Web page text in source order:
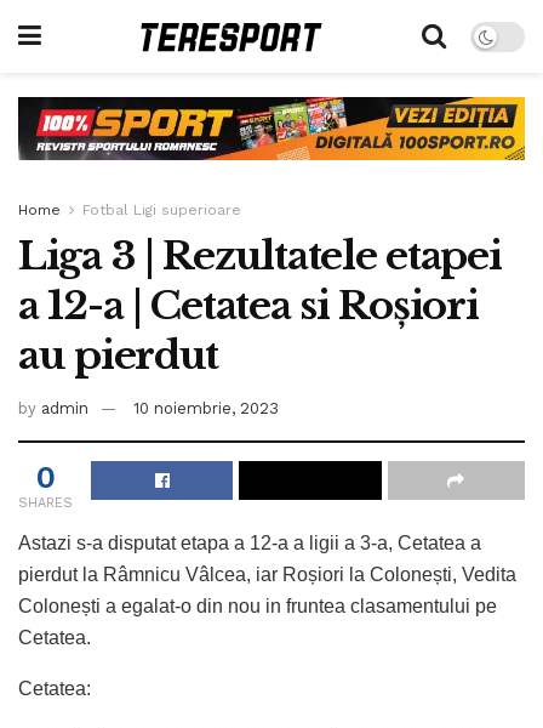
Home Fotbal Ligi superioare
Liga 3 | Rezultatele etapei
a 12-a | Cetatea si Roșiori
au pierdut
by admin 10 noiembrie, 2023
0
SHARES
Astazi s-a disputat etapa a 12-a a ligii a 3-a, Cetatea a
pierdut la Râmnicu Vâlcea, iar Roșiori la Colonești, Vedita
Colonești a egalat-o din nou in fruntea clasamentului pe
Cetatea.
Cetatea: